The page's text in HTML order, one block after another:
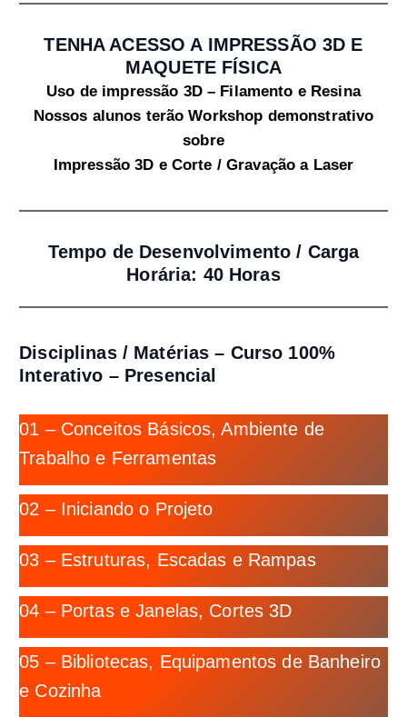
TENHA ACESSO A IMPRESSÃO 3D E
MAQUETE FÍSICA
Uso de impressão 3D – Filamento e Resina
Nossos alunos terão Workshop demonstrativo
sobre
Impressão 3D e Corte / Gravação a Laser
Tempo de Desenvolvimento / Carga
Horária: 40 Horas
Disciplinas / Matérias – Curso 100%
Interativo – Presencial
01 – Conceitos Básicos, Ambiente de
Trabalho e Ferramentas
02 – Iniciando o Projeto
03 – Estruturas, Escadas e Rampas
04 – Portas e Janelas, Cortes 3D
05 – Bibliotecas, Equipamentos de Banheiro
e Cozinha